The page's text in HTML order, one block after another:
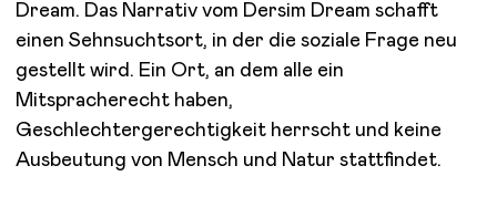
Dream. Das Narrativ vom Dersim Dream schafft
einen Sehnsuchtsort, in der die soziale Frage neu
gestellt wird. Ein Ort, an dem alle ein
Mitspracherecht haben,
Geschlechtergerechtigkeit herrscht und keine
Ausbeutung von Mensch und Natur stattfindet.